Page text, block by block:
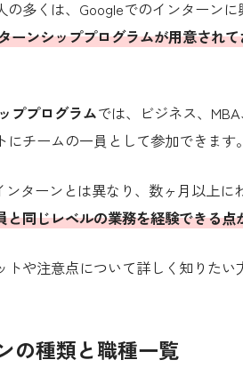
の多くは、Googleでのインターン
ーンシッププログラムが用意され
ププログラムでは、ビジネス、
にチームの一員として参加できます。
ターンとは異なり、数ヶ月以上に
と同じレベルの業務を経験できる点
や注意点について詳しく知りたい
の種類と職種一覧